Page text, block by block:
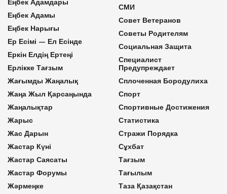
Еңбек Адамдары
Еңбек Адамы
Еңбек Нарығы
Ер Есімі — Ел Есінде
Еркін Елдің Ертеңі
Ерлікке Тағзым
Жағымды Жаңалық
Жаңа Жыл Қарсаңында
Жаңалықтар
Жарыс
Жас Дарын
Жастар Күні
Жастар Саясаты
Жастар Форумы
Жәрмеңке
СМИ
Совет Ветеранов
Советы Родителям
Социальная Защита
Специалист
Предупреждает
Сплоченная Бородулиха
Спорт
Спортивные Достижения
Статистика
Стражи Порядка
Сұхбат
Тағзым
Тағылым
Таза Қазақстан